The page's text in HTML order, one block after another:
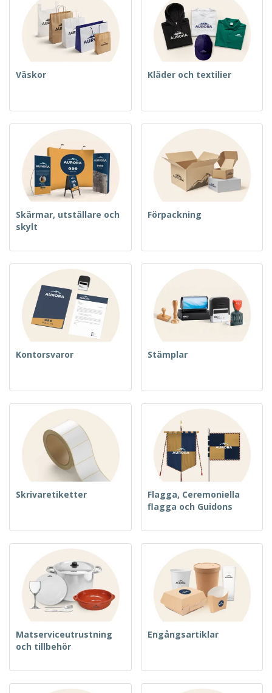
Väskor Kläder och textilier
Skärmar, utställare och
skylt
Förpackning
Kontorsvaror Stämplar
Skrivaretiketter
Flagga, Ceremoniella
flagga och Guidons
Matserviceutrustning
och tillbehör
Engångsartiklar